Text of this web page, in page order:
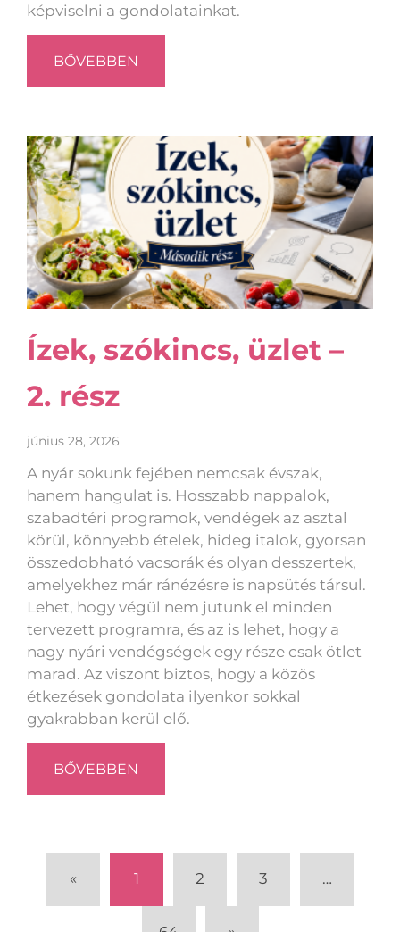
képviselni a gondolatainkat.
BŐVEBBEN
Ízek, szókincs, üzlet –
2. rész
június 28, 2026
A nyár sokunk fejében nemcsak évszak,
hanem hangulat is. Hosszabb nappalok,
szabadtéri programok, vendégek az asztal
körül, könnyebb ételek, hideg italok, gyorsan
összedobható vacsorák és olyan desszertek,
amelyekhez már ránézésre is napsütés társul.
Lehet, hogy végül nem jutunk el minden
tervezett programra, és az is lehet, hogy a
nagy nyári vendégségek egy része csak ötlet
marad. Az viszont biztos, hogy a közös
étkezések gondolata ilyenkor sokkal
gyakrabban kerül elő.
BŐVEBBEN
« 1 2 3 …